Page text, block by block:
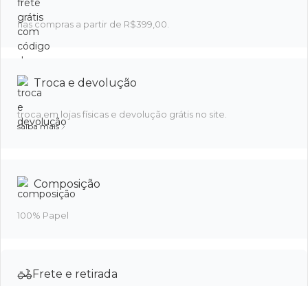
nas compras a partir de R$399,00.
Troca e devolução
troca em lojas físicas e devolução grátis no site.
saiba mais
Composição
100% Papel
Frete e retirada